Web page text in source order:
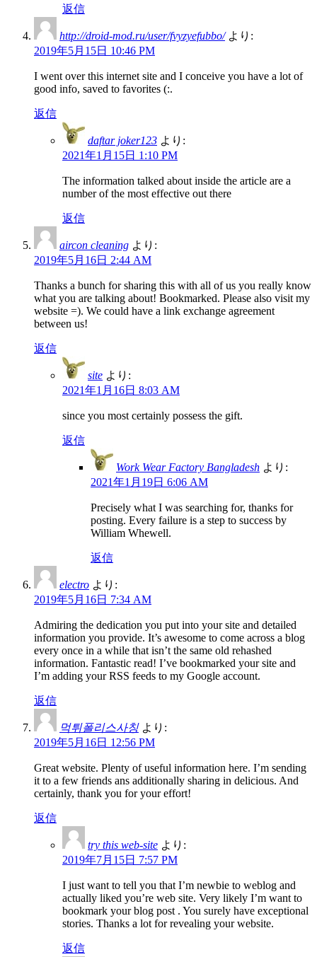
返信
http://droid-mod.ru/user/fvyzyefubbo/ より:
2019年5月15日 10:46 PM
I went over this internet site and I conceive you have a lot of
good info, saved to favorites (:.
返信
daftar joker123 より:
2021年1月15日 1:10 PM
The information talked about inside the article are a
number of the most effective out there
返信
aircon cleaning より:
2019年5月16日 2:44 AM
Thanks a bunch for sharing this with all of us you really know
what you are talking about! Bookmarked. Please also visit my
website =). We could have a link exchange agreement
between us!
返信
site より:
2021年1月16日 8:03 AM
since you most certainly possess the gift.
返信
Work Wear Factory Bangladesh より:
2021年1月19日 6:06 AM
Precisely what I was searching for, thanks for
posting. Every failure is a step to success by
William Whewell.
返信
electro より:
2019年5月16日 7:34 AM
Admiring the dedication you put into your site and detailed
information you provide. It’s awesome to come across a blog
every once in a while that isn’t the same old rehashed
information. Fantastic read! I’ve bookmarked your site and
I’m adding your RSS feeds to my Google account.
返信
먹튀폴리스사칭 より:
2019年5月16日 12:56 PM
Great website. Plenty of useful information here. I’m sending
it to a few friends ans additionally sharing in delicious. And
certainly, thank you for your effort!
返信
try this web-site より:
2019年7月15日 7:57 PM
I just want to tell you that I’m newbie to weblog and
actually liked you’re web site. Very likely I’m want to
bookmark your blog post . You surely have exceptional
stories. Thanks a lot for revealing your website.
返信